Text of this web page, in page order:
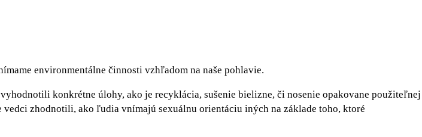
environmentálne činnosti vzhľadom na naše pohlavie.
vyhodnotili konkrétne úlohy, ako je recyklácia, sušenie bielizne, či nosenie opakovane použiteľnej
zhodnotili, ako ľudia vnímajú sexuálnu orientáciu iných na základe toho, ktoré